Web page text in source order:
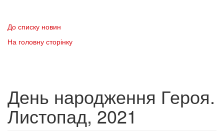
До списку новин
На головну сторінку
День народження Героя.
Листопад, 2021